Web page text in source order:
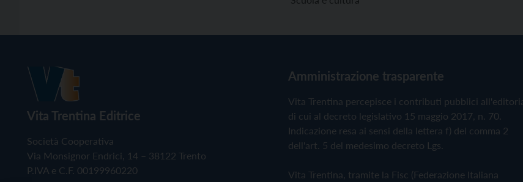
Vita Trentina Editrice
Società Cooperativa
Via Monsignor Endrici, 14 – 38122 Trento
P.IVA e C.F. 00199960220
Amministrazione trasparente
Vita Trentina percepisce i contributi pubblici
di cui al decreto legislativo 15 maggio 2017, n. 70.
Indicazione resa ai sensi della lettera f) del comma 2
dell'art. 5 del medesimo decreto Lgs.
Vita Trentina, tramite la Fisc (Federazione Italiana